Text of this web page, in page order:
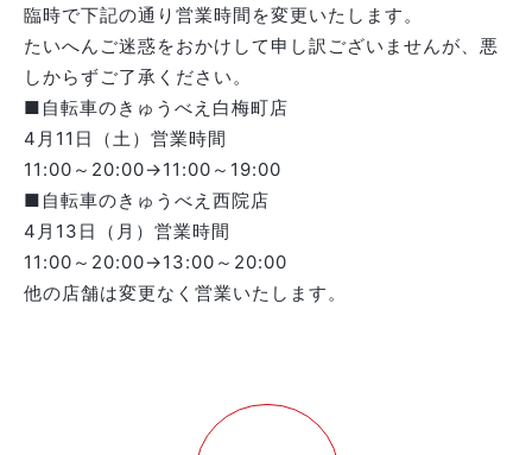
臨時で下記の通り営業時間を変更いたします。
たいへんご迷惑をおかけして申し訳ございませんが、悪
しからずご了承ください。
■自転車のきゅうべえ白梅町店
4月11日（土）営業時間
11:00～20:00→11:00～19:00
■自転車のきゅうべえ西院店
4月13日（月）営業時間
11:00～20:00→13:00～20:00
他の店舗は変更なく営業いたします。